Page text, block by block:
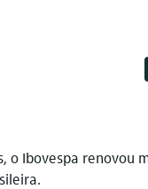
o Ibovespa